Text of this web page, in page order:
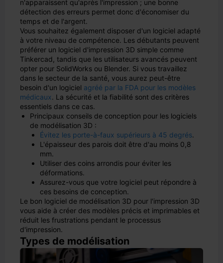
n'apparaissent qu'après l'impression ; une bonne
détection des erreurs permet donc d'économiser du
temps et de l'argent.
Vous souhaitez également disposer d'un logiciel adapté
à votre niveau de compétence. Les débutants peuvent
préférer un logiciel d'impression 3D simple comme
Tinkercad, tandis que les utilisateurs avancés peuvent
opter pour SolidWorks ou Blender. Si vous travaillez
dans le secteur de la santé, vous aurez peut-être
besoin d'un logiciel agréé par la FDA pour les modèles
médicaux. La sécurité et la fiabilité sont des critères
essentiels dans ce cas.
Principaux conseils de conception pour les logiciels
de modélisation 3D :
Évitez les porte-à-faux supérieurs à 45 degrés.
L'épaisseur des parois doit être d'au moins 0,8
mm.
Utiliser des coins arrondis pour éviter les
déformations.
Assurez-vous que votre logiciel peut répondre à
ces besoins de conception.
Le bon logiciel de modélisation 3D pour l'impression 3D
vous aide à créer des modèles précis et imprimables et
réduit les frustrations pendant le processus
d'impression.
Types de modélisation